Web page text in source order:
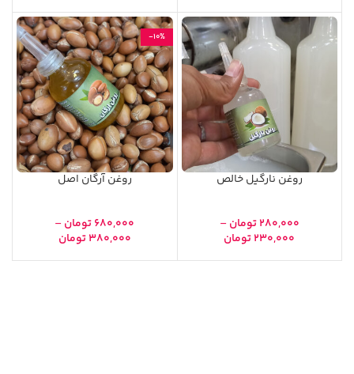
روغن نارگیل خالص
۲۸۰,۰۰۰تومان–
۲۳۰,۰۰۰تومان
-۱۰%
روغن آرگان اصل
۶۸۰,۰۰۰تومان–
۳۸۰,۰۰۰تومان